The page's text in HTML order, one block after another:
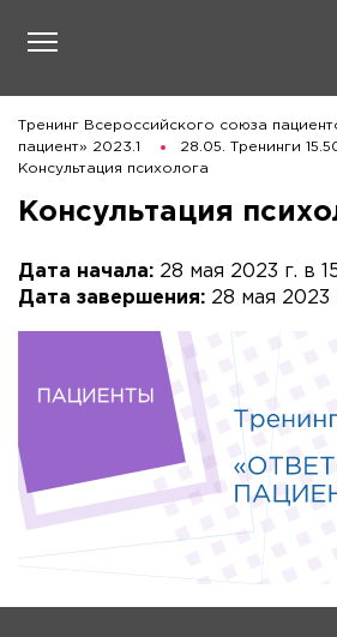
Тренинг Всероссийского союза
пациент» 2023.1
28.05. Тренинги
Консультация психолога
Консультация
Дата начала: 28 мая 2023 г. в
Дата завершения: 28 мая 2023